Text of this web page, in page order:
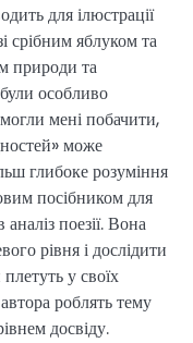
для ілюстрації
срібним яблуком та
природи та
особливо
мені побачити,
може
глибоке розуміння
посібником для
поезії. Вона
рівня і дослідити
у своїх
роблять тему
досвіду.